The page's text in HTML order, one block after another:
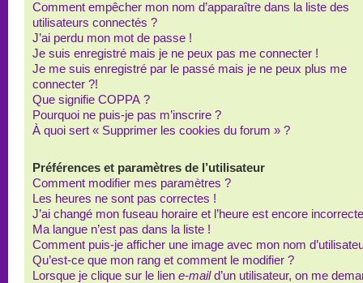
Comment empêcher mon nom d’apparaître dans la liste des
utilisateurs connectés ?
J’ai perdu mon mot de passe !
Je suis enregistré mais je ne peux pas me connecter !
Je me suis enregistré par le passé mais je ne peux plus me
connecter ?!
Que signifie COPPA ?
Pourquoi ne puis-je pas m’inscrire ?
À quoi sert « Supprimer les cookies du forum » ?
Préférences et paramètres de l’utilisateur
Comment modifier mes paramètres ?
Les heures ne sont pas correctes !
J’ai changé mon fuseau horaire et l’heure est encore
Ma langue n’est pas dans la liste !
Comment puis-je afficher une image avec mon nom
Qu’est-ce que mon rang et comment le modifier ?
Lorsque je clique sur le lien e-maild’un utilisateur, on me